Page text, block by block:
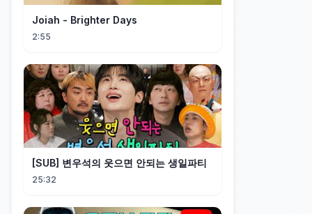
Joiah - Brighter Days
2:55
[SUB] 변우석의 웃으면 안되는 생일파티
25:32